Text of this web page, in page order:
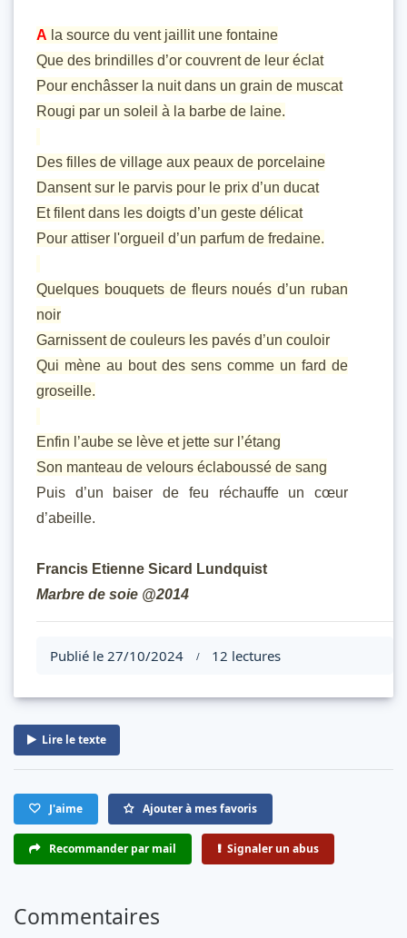
A la source du vent jaillit une fontaine
Que des brindilles d’or couvrent de leur éclat
Pour enchâsser la nuit dans un grain de muscat
Rougi par un soleil à la barbe de laine.
Des filles de village aux peaux de porcelaine
Dansent sur le parvis pour le prix d’un ducat
Et filent dans les doigts d’un geste délicat
Pour attiser l'orgueil d’un parfum de fredaine.
Quelques bouquets de fleurs noués d’un ruban
noir
Garnissent de couleurs les pavés d’un couloir
Qui mène au bout des sens comme un fard de
groseille.
Enfin l’aube se lève et jette sur l’étang
Son manteau de velours éclaboussé de sang
Puis d’un baiser de feu réchauffe un cœur
d’abeille.
Francis Etienne Sicard Lundquist
Marbre de soie @2014
Publié le 27/10/2024 / 12 lectures
Lire le texte
J'aime Ajouter à mes favoris
Recommander par mail Signaler un abus
Commentaires